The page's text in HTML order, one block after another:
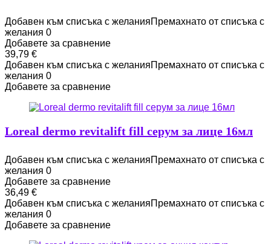
Добавен към списъка с желанияПремахнато от списъка с
желания 0
Добавете за сравнение
39,79 €
Добавен към списъка с желанияПремахнато от списъка с
желания 0
Добавете за сравнение
Loreal dermo revitalift fill серум за лице 16мл
Добавен към списъка с желанияПремахнато от списъка с
желания 0
Добавете за сравнение
36,49 €
Добавен към списъка с желанияПремахнато от списъка с
желания 0
Добавете за сравнение